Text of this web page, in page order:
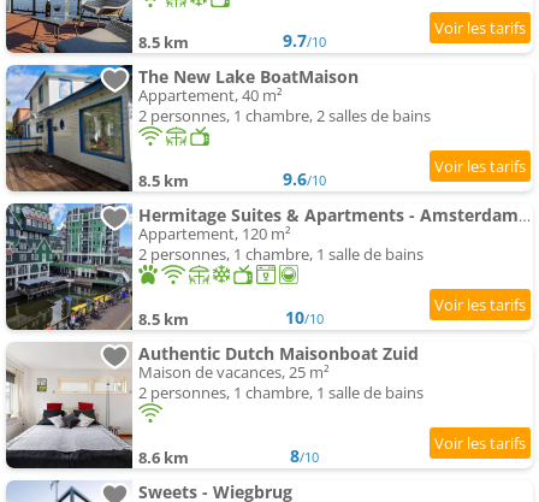
8.5 km 9.7/10
The New Lake BoatMaison
Appartement, 40 m²
2 personnes, 1 chambre, 2 salles de bains
8.5 km 9.6/10
Hermitage Suites & Apartments - Amsterdam Zaandam
Appartement, 120 m²
2 personnes, 1 chambre, 1 salle de bains
8.5 km 10/10
Authentic Dutch Maisonboat Zuid
Maison de vacances, 25 m²
2 personnes, 1 chambre, 1 salle de bains
8.6 km 8/10
Sweets - Wiegbrug